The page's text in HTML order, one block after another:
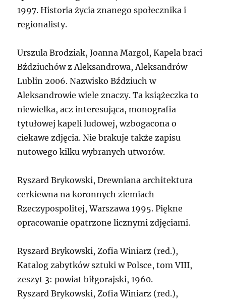
1997. Historia życia znanego społecznika i
regionalisty.
Urszula Brodziak, Joanna Margol, Kapela braci
Bździuchów z Aleksandrowa, Aleksandrów
Lublin 2006. Nazwisko Bździuch w
Aleksandrowie wiele znaczy. Ta książeczka to
niewielka, acz interesująca, monografia
tytułowej kapeli ludowej, wzbogacona o
ciekawe zdjęcia. Nie brakuje także zapisu
nutowego kilku wybranych utworów.
Ryszard Brykowski, Drewniana architektura
cerkiewna na koronnych ziemiach
Rzeczypospolitej, Warszawa 1995. Piękne
opracowanie opatrzone licznymi zdjęciami.
Ryszard Brykowski, Zofia Winiarz (red.),
Katalog zabytków sztuki w Polsce, tom VIII,
zeszyt 3: powiat biłgorajski, 1960.
Ryszard Brykowski, Zofia Winiarz (red.),